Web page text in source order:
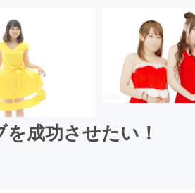
成功させたい！